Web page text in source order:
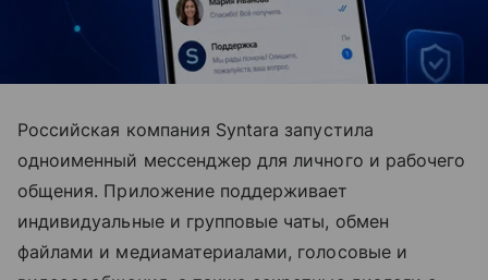
Российская компания Syntara запустила
одноименный мессенджер для личного и рабочего
общения. Приложение поддерживает
индивидуальные и групповые чаты, обмен
файлами и медиаматериалами, голосовые и